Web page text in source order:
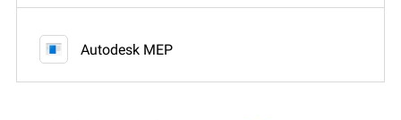
Autodesk MEP